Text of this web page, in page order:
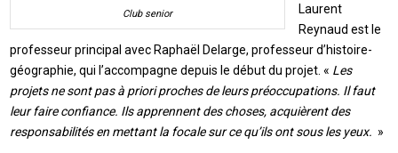
Club senior
Laurent
Reynaud est le
professeur principal avec Raphaël Delarge, professeur d’histoire-
géographie, qui l’accompagne depuis le début du projet. « Les
projets ne sont pas à priori proches de leurs préoccupations. Il faut
leur faire confiance. Ils apprennent des choses, acquièrent des
responsabilités en mettant la focale sur ce qu’ils ont sous les yeux. »